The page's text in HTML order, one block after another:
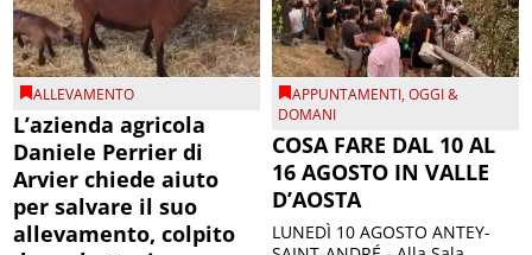
ALLEVAMENTO
L’azienda agricola
Daniele Perrier di
Arvier chiede aiuto
per salvare il suo
allevamento, colpito
APPUNTAMENTI,OGGI &
DOMANI
COSA FARE DAL 10 AL
16 AGOSTO IN VALLE
D’AOSTA
LUNEDÌ 10 AGOSTO ANTEY-